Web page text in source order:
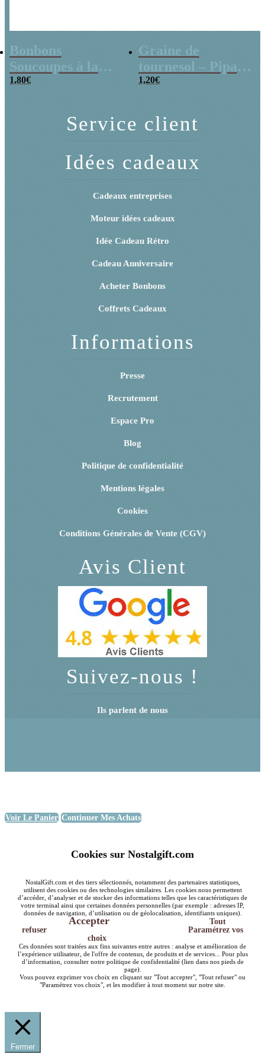
Bonbons
Soucoupes à la
poudre (x20)
1,80€
Graine de
tournesol – Pipas
x 3
1,20€
Service client
Idées cadeaux
Cadeaux entreprises
Moteur idées cadeaux
Idée Cadeau Rétro
Cadeau Anniversaire
Acheter Bonbons
Coffrets Cadeaux
Informations
Presse
Recrutement
Espace Pro
Blog
Politique de confidentialité
Mentions légales
Cookies
Conditions Générales de Vente (CGV)
Avis Client
Suivez-nous !
Ils parlent de nous
Voir Le Panier Continuer Mes Achats
Cookies sur Nostalgift.com
NostalGift.com et des tiers sélectionnés, notamment des partenaires statistiques,
utilisent des cookies ou des technologies similaires. Les cookies nous permettent
d’accéder, d’analyser et de stocker des informations telles que les caractéristiques de
votre terminal ainsi que certaines données personnelles (par exemple : adresses IP,
données de navigation, d’utilisation ou de géolocalisation, identifiants uniques).
Accepter
Tout
refuser
Paramétrez vos
choix
Ces données sont traitées aux fins suivantes entre autres : analyse et amélioration de
l’expérience utilisateur, de l'offre de contenus, de produits et de services... Pour plus
d’information, consulter notre politique de confidentialité (lien dans nos pieds de
page).
Vous pouvez exprimer vos choix en cliquant sur "Tout accepter", "Tout refuser" ou
"Paramétrez vos choix", et les modifier à tout moment sur notre site.
Fermer